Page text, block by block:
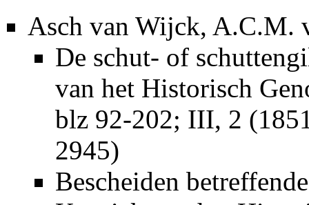
Asch van Wijck, A.C.M.
De schut- of
van het Historisch
blz 92-202; III, 2
2945)
Bescheiden